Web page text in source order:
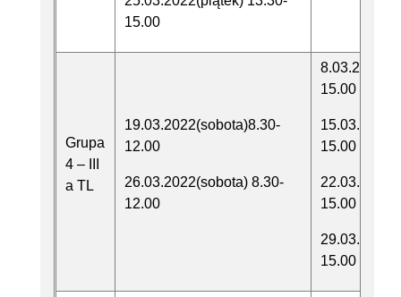
15.00
Grupa
4 – III
a TL
19.03.2022(sobota)8.30-
12.00
26.03.2022(sobota) 8.30-
12.00
15.00
15.00
15.00
15.00